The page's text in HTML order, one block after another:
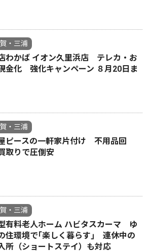
・三浦
わかば イオン久里浜店 テレカ・お
金化 強化キャンペーン ８月20日ま
・三浦
ピースの一軒家片付け 不用品回
取りで圧倒安
・三浦
有料老人ホーム ハビタスカーマ ゆ
住環境で｢楽しく暮らす｣ 連休中の
所（ショートステイ）も対応